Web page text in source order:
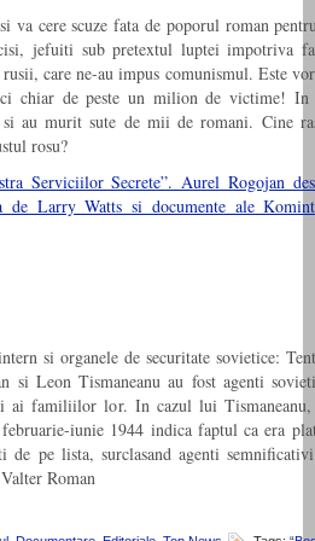
va cere scuze fata de poporul roman
jefuiti sub pretextul luptei impotriva
care ne-au impus comunismul. Este
chiar de peste un milion de victime! In
si au murit sute de mii de romani. Cine
rosu?
Serviciilor Secrete”. Aurel Rogojan
de Larry Watts si documente ale
si organele de securitate sovietice:
si Leon Tismaneanu au fost agenti
ai familiilor lor. In cazul lui Tismaneanu,
iunie 1944 indica faptul ca era
de pe lista, surclasand agenti
Roman